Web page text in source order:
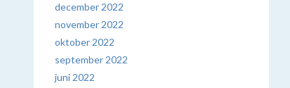
december 2022
november 2022
oktober 2022
september 2022
juni 2022